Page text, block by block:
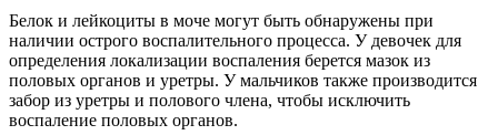
Белок и лейкоциты в моче могут быть обнаружены при
наличии острого воспалительного процесса. У девочек для
определения локализации воспаления берется мазок из
половых органов и уретры. У мальчиков также производится
забор из уретры и полового члена, чтобы исключить
воспаление половых органов.